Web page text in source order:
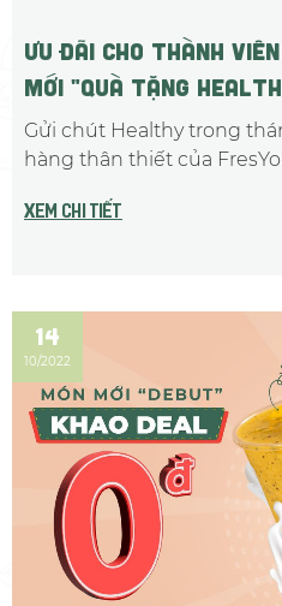
ƯU ĐÃI CHO THÀNH
MỚI "Quà tặng
Gửi chút Healthy trong
hàng thân thiết của
Xem chi tiết
14
10/2022